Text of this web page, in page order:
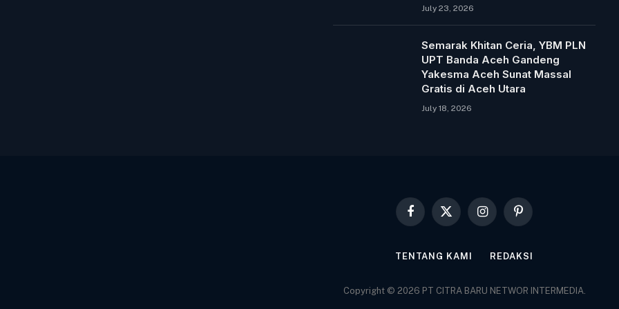
July 23, 2026
Semarak Khitan Ceria, YBM PLN
UPT Banda Aceh Gandeng
Yakesma Aceh Sunat Massal
Gratis di Aceh Utara
July 18, 2026
Facebook
X
InstagramPinterest
TENTANG KAMI REDAKSI
Copyright © 2026 PT CITRA BARU NETWOR INTERMEDIA.